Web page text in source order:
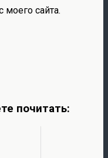
моего сайта.
почитать: